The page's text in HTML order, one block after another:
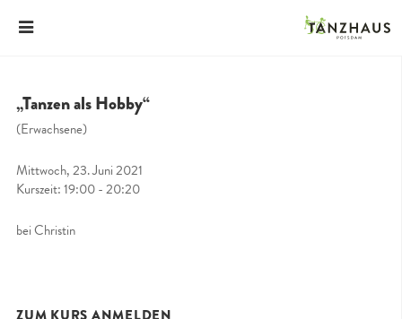
„Tanzen als Hobby“
(Erwachsene)
Mittwoch, 23. Juni 2021
Kurszeit: 19:00 - 20:20
bei Christin
ZUM KURS ANMELDEN